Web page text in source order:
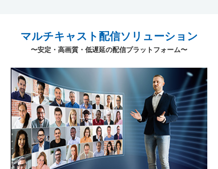
マルチキャスト配信ソリューション
〜安定・高画質・低遅延の配信プラットフォーム〜